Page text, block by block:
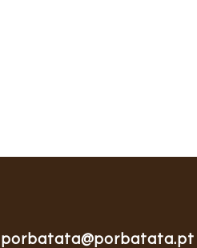
porbatata@porbatata.pt